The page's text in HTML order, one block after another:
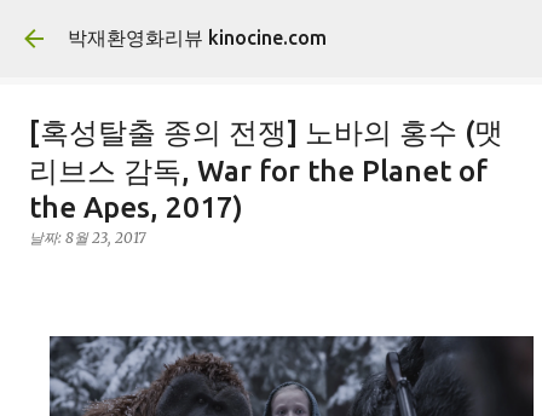
기본 콘텐츠로 건너뛰기
박재환영화리뷰 kinocine.com
[혹성탈출 종의 전쟁] 노바의 홍수 (맷
리브스 감독, War for the Planet of
the Apes, 2017)
날짜: 8월 23, 2017